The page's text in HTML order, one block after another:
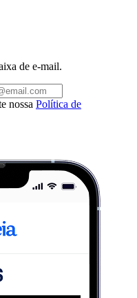
de e-mail.
nossa Política de